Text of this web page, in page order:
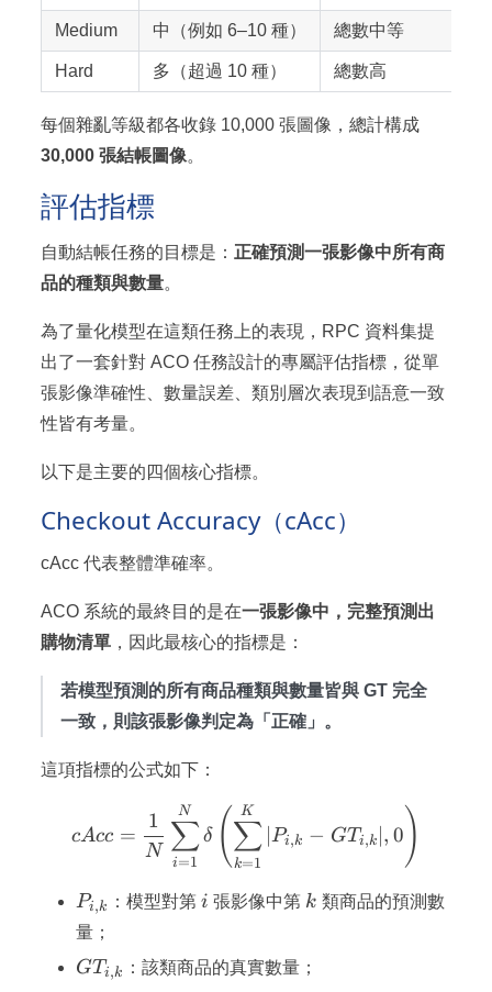
Medium 中（例如 6–10 種） 總數中等
Hard 多（超過 10 種） 總數高
每個雜亂等級都各收錄 10,000 張圖像，總計構成
30,000 張結帳圖像。
評估指標
自動結帳任務的目標是： 正確預測一張影像中所有商
品的種類與數量。
為了量化模型在這類任務上的表現，RPC 資料集提
出了一套針對 ACO 任務設計的專屬評估指標，從單
張影像準確性、數量誤差、類別層次表現到語意一致
性皆有考量。
以下是主要的四個核心指標。
Checkout Accuracy（cAcc）
cAcc 代表整體準確率。
ACO 系統的最終目的是在一張影像中，完整預測出
購物清單 ，因此最核心的指標是：
若模型預測的所有商品種類與數量皆與 GT 完全
一致，則該張影像判定為「正確」。
這項指標的公式如下：
cAcc = \frac{1}{N}
cAcc =
N
1
i=1
∑
N
δ ( k=1
∑
K
∣Pi,k − GTi,k , 0 )
P_{i,k}
Pi,k ：模型對第i
i 張影像中第 k
k 類商品的預測數
量；
GT_{i,k}
GTi,k ：該類商品的真實數量；